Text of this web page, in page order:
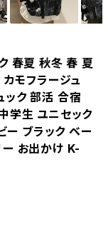
春夏 秋冬 春 夏
モフラージュ
ック 部活 合宿
学生 ユニセック
ブラック ベー
ー お出かけ K-